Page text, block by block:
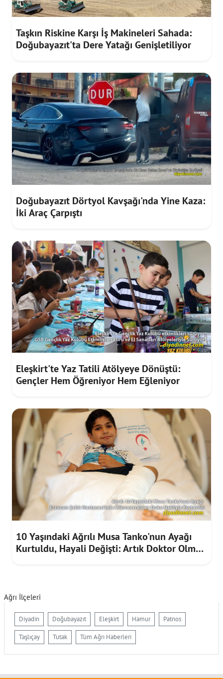
Taşkın Riskine Karşı İş Makineleri Sahada:
Doğubayazıt'ta Dere Yatağı Genişletiliyor
Doğubayazıt Dörtyol Kavşağı'nda Yine Kaza:
İki Araç Çarpıştı
Eleşkirt'te Yaz Tatili Atölyeye Dönüştü:
Gençler Hem Öğreniyor Hem Eğleniyor
10 Yaşındaki Ağrılı Musa Tanko'nun Ayağı
Kurtuldu, Hayali Değişti: Artık Doktor Olmak
Ağrı İlçeleri
Diyadin Doğubayazıt Eleşkirt Hamur Patnos
Taşlıçay Tutak Tüm Ağrı Haberleri